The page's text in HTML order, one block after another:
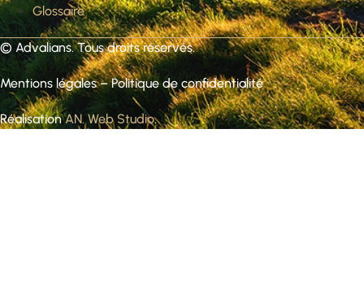
Glossaire
© Advalians. Tous droits réservés.
Mentions légales–Politique de confidentialité
RéalisationAN. Web Studio.